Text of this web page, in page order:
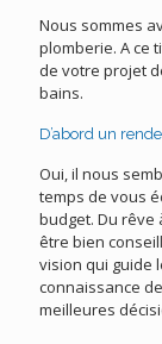
Nous sommes
plomberie. A ce
de votre projet
bains.
D’abord un
Oui, il nous
temps de vous
budget. Du rêve
être bien
vision qui guide
connaissance
meilleures